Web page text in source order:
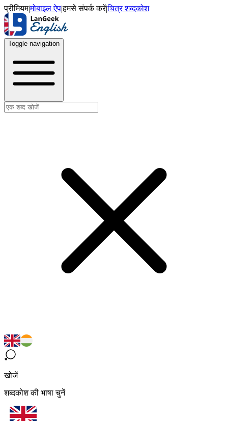
प्रीमियम|मोबाइल ऐप|हमसे संपर्क करें|चित्र शब्दकोश
Toggle navigation
खोजें
शब्दकोश की भाषा चुनें